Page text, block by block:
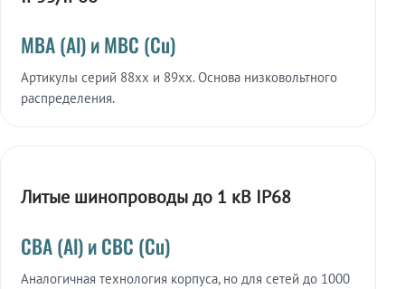
МВА (Al) и МВС (Cu)
Артикулы серий 88xx и 89xx. Основа низковольтного
распределения.
Литые шинопроводы до 1 кВ IP68
СВА (Al) и СВС (Cu)
Аналогичная технология корпуса, но для сетей до 1000